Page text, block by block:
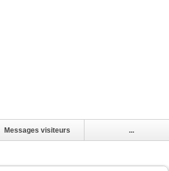
Messages visiteurs ...